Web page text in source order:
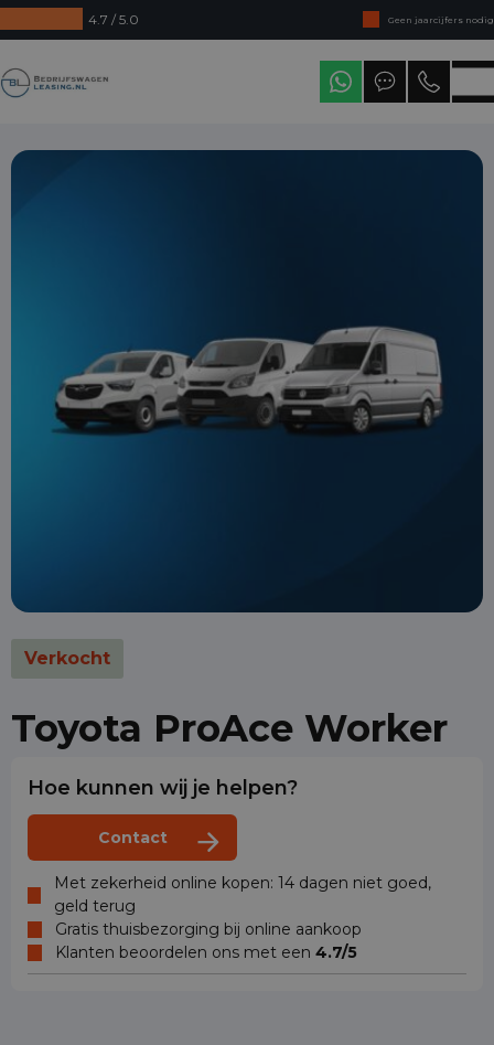
4.7 / 5.0
Geen jaarcijfers nodig
Direct uit voorraad leverbaar
Levering in heel Nederland
Verkocht
Toyota ProAce Worker
Hoe kunnen wij je helpen?
Contact
Met zekerheid online kopen: 14 dagen niet goed,
geld terug
Gratis thuisbezorging bij online aankoop
Klanten beoordelen ons met een 4.7/5